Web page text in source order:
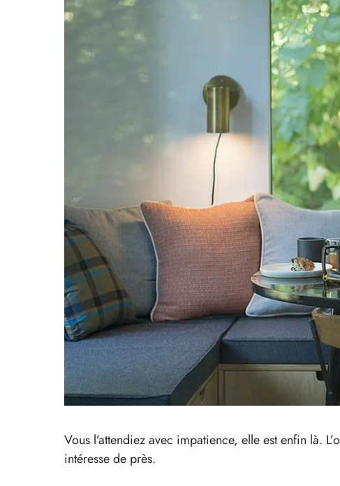
Vous l’attendiez avec impatience, elle est enfin là.
intéresse de près.